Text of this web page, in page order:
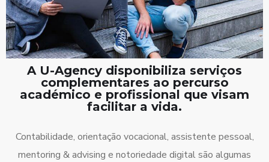
A U-Agency disponibiliza serviços
complementares ao percurso
académico e profissional que visam
facilitar a vida.
Contabilidade, orientação vocacional, assistente pessoal,
mentoring & advising e notoriedade digital são algumas